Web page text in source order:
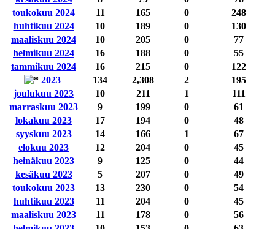
toukokuu 2024
11 165 0
248
huhtikuu 2024
10 189 0
130
maaliskuu 2024
10 205 0
77
helmikuu 2024
16 188 0
55
tammikuu 2024
16 215 0
122
2023
134 2,308 2
195
joulukuu 2023
10 211 1
111
marraskuu 2023
9 199 0
61
lokakuu 2023
17 194 0
48
syyskuu 2023
14 166 1
67
elokuu 2023
12 204 0
45
heinäkuu 2023
9 125 0
44
kesäkuu 2023
5 207 0
49
toukokuu 2023
13 230 0
54
huhtikuu 2023
11 204 0
45
maaliskuu 2023
11 178 0
56